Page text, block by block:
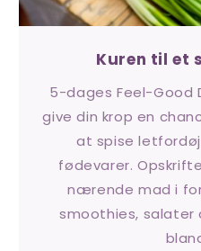
Kuren til et
5-dages Feel-
give din krop en
at spise
fødevarer.
nærende mad i
smoothies, salater